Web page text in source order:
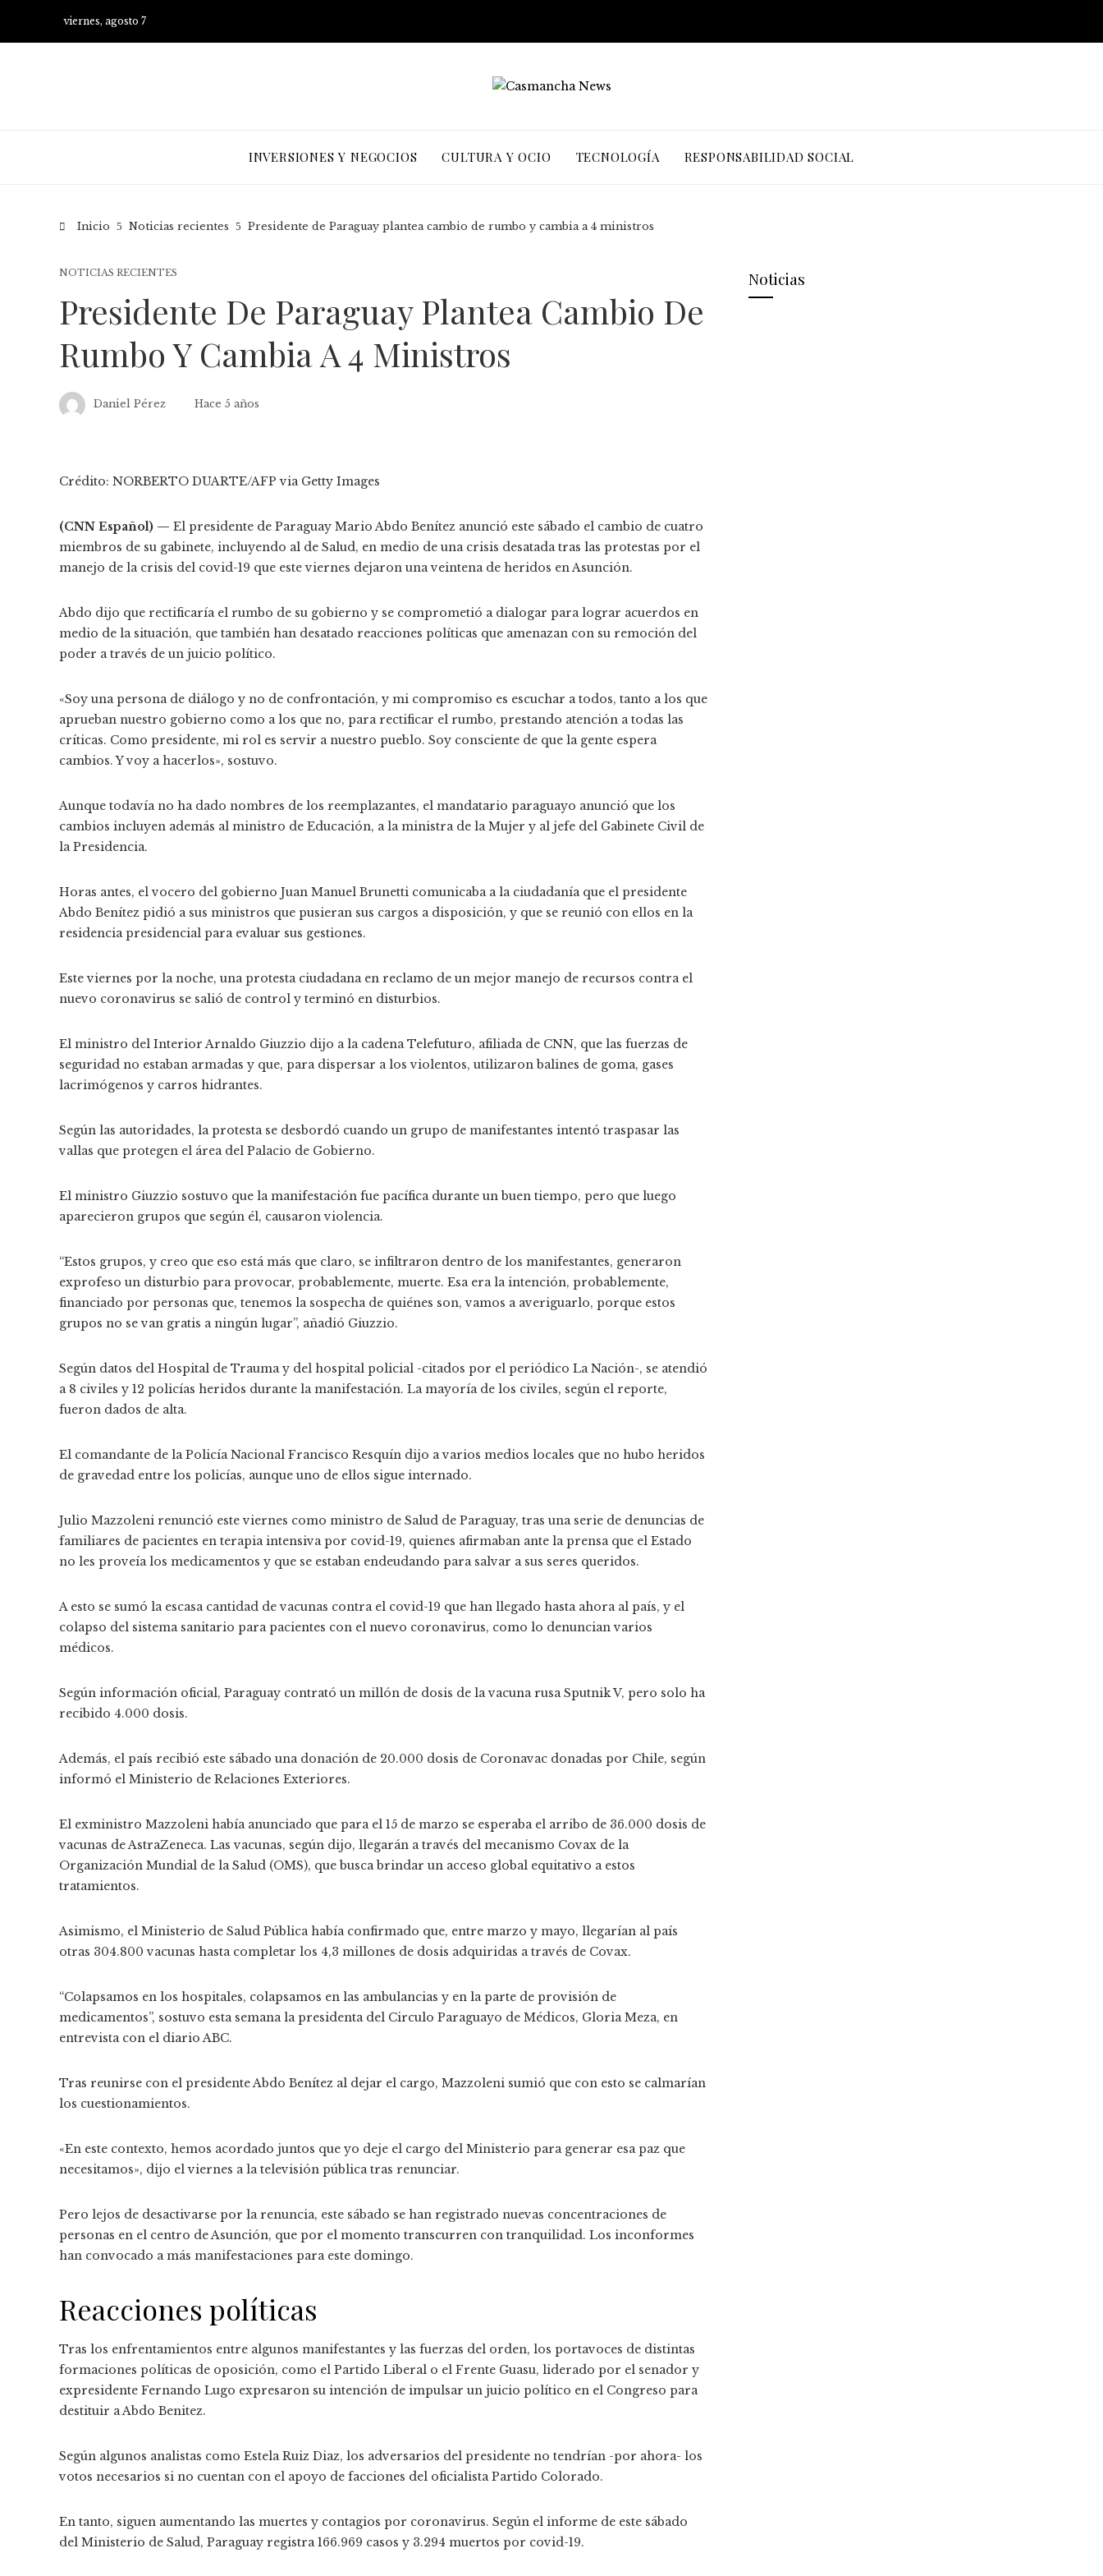
viernes, agosto 7
INVERSIONES Y NEGOCIOS CULTURA Y OCIO TECNOLOGÍA RESPONSABILIDAD SOCIAL
Inicio Noticias recientes Presidente de Paraguay plantea cambio de rumbo y cambia a 4 ministros
NOTICIAS RECIENTES
Presidente De Paraguay Plantea Cambio De
Rumbo Y Cambia A 4 Ministros
Daniel Pérez Hace 5 años
Crédito: NORBERTO DUARTE/AFP via Getty Images
(CNN Español) — El presidente de Paraguay Mario Abdo Benítez anunció este sábado el cambio de cuatro
miembros de su gabinete, incluyendo al de Salud, en medio de una crisis desatada tras las protestas por el
manejo de la crisis del covid-19 que este viernes dejaron una veintena de heridos en Asunción.
Abdo dijo que rectificaría el rumbo de su gobierno y se comprometió a dialogar para lograr acuerdos en
medio de la situación, que también han desatado reacciones políticas que amenazan con su remoción del
poder a través de un juicio político.
«Soy una persona de diálogo y no de confrontación, y mi compromiso es escuchar a todos, tanto a los que
aprueban nuestro gobierno como a los que no, para rectificar el rumbo, prestando atención a todas las
críticas. Como presidente, mi rol es servir a nuestro pueblo. Soy consciente de que la gente espera
cambios. Y voy a hacerlos», sostuvo.
Aunque todavía no ha dado nombres de los reemplazantes, el mandatario paraguayo anunció que los
cambios incluyen además al ministro de Educación, a la ministra de la Mujer y al jefe del Gabinete Civil de
la Presidencia.
Horas antes, el vocero del gobierno Juan Manuel Brunetti comunicaba a la ciudadanía que el presidente
Abdo Benítez pidió a sus ministros que pusieran sus cargos a disposición, y que se reunió con ellos en la
residencia presidencial para evaluar sus gestiones.
Este viernes por la noche, una protesta ciudadana en reclamo de un mejor manejo de recursos contra el
nuevo coronavirus se salió de control y terminó en disturbios.
El ministro del Interior Arnaldo Giuzzio dijo a la cadena Telefuturo, afiliada de CNN, que las fuerzas de
seguridad no estaban armadas y que, para dispersar a los violentos, utilizaron balines de goma, gases
lacrimógenos y carros hidrantes.
Según las autoridades, la protesta se desbordó cuando un grupo de manifestantes intentó traspasar las
vallas que protegen el área del Palacio de Gobierno.
El ministro Giuzzio sostuvo que la manifestación fue pacífica durante un buen tiempo, pero que luego
aparecieron grupos que según él, causaron violencia.
“Estos grupos, y creo que eso está más que claro, se infiltraron dentro de los manifestantes, generaron
exprofeso un disturbio para provocar, probablemente, muerte. Esa era la intención, probablemente,
financiado por personas que, tenemos la sospecha de quiénes son, vamos a averiguarlo, porque estos
grupos no se van gratis a ningún lugar”, añadió Giuzzio.
Según datos del Hospital de Trauma y del hospital policial -citados por el periódico La Nación-, se atendió
a 8 civiles y 12 policías heridos durante la manifestación. La mayoría de los civiles, según el reporte,
fueron dados de alta.
El comandante de la Policía Nacional Francisco Resquín dijo a varios medios locales que no hubo heridos
de gravedad entre los policías, aunque uno de ellos sigue internado.
Julio Mazzoleni renunció este viernes como ministro de Salud de Paraguay, tras una serie de denuncias de
familiares de pacientes en terapia intensiva por covid-19, quienes afirmaban ante la prensa que el Estado
no les proveía los medicamentos y que se estaban endeudando para salvar a sus seres queridos.
A esto se sumó la escasa cantidad de vacunas contra el covid-19 que han llegado hasta ahora al país, y el
colapso del sistema sanitario para pacientes con el nuevo coronavirus, como lo denuncian varios
médicos.
Según información oficial, Paraguay contrató un millón de dosis de la vacuna rusa Sputnik V, pero solo ha
recibido 4.000 dosis.
Además, el país recibió este sábado una donación de 20.000 dosis de Coronavac donadas por Chile, según
informó el Ministerio de Relaciones Exteriores.
El exministro Mazzoleni había anunciado que para el 15 de marzo se esperaba el arribo de 36.000 dosis de
vacunas de AstraZeneca. Las vacunas, según dijo, llegarán a través del mecanismo Covax de la
Organización Mundial de la Salud (OMS), que busca brindar un acceso global equitativo a estos
tratamientos.
Asimismo, el Ministerio de Salud Pública había confirmado que, entre marzo y mayo, llegarían al país
otras 304.800 vacunas hasta completar los 4,3 millones de dosis adquiridas a través de Covax.
“Colapsamos en los hospitales, colapsamos en las ambulancias y en la parte de provisión de
medicamentos”, sostuvo esta semana la presidenta del Circulo Paraguayo de Médicos, Gloria Meza, en
entrevista con el diario ABC.
Tras reunirse con el presidente Abdo Benítez al dejar el cargo, Mazzoleni sumió que con esto se calmarían
los cuestionamientos.
«En este contexto, hemos acordado juntos que yo deje el cargo del Ministerio para generar esa paz que
necesitamos», dijo el viernes a la televisión pública tras renunciar.
Pero lejos de desactivarse por la renuncia, este sábado se han registrado nuevas concentraciones de
personas en el centro de Asunción, que por el momento transcurren con tranquilidad. Los inconformes
han convocado a más manifestaciones para este domingo.
Reacciones políticas
Tras los enfrentamientos entre algunos manifestantes y las fuerzas del orden, los portavoces de distintas
formaciones políticas de oposición, como el Partido Liberal o el Frente Guasu, liderado por el senador y
expresidente Fernando Lugo expresaron su intención de impulsar un juicio político en el Congreso para
destituir a Abdo Benitez.
Según algunos analistas como Estela Ruiz Diaz, los adversarios del presidente no tendrían -por ahora- los
votos necesarios si no cuentan con el apoyo de facciones del oficialista Partido Colorado.
En tanto, siguen aumentando las muertes y contagios por coronavirus. Según el informe de este sábado
del Ministerio de Salud, Paraguay registra 166.969 casos y 3.294 muertos por covid-19.
Noticias